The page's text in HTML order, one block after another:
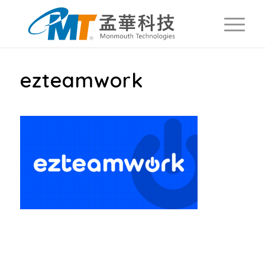
ezteamwork